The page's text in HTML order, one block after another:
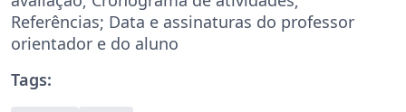
Referências; Data e assinaturas do professor
orientador e do aluno
Tags: